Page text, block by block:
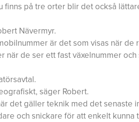
på tre orter blir det också
Nävermyr.
är det som visas när de
de ser ett fast växelnummer och
säger Robert.
det gäller teknik med det senaste
och snickare för att enkelt kunna